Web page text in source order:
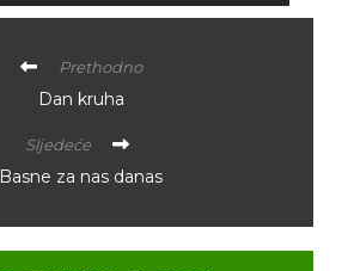
Prethodno
Dan kruha
Sljedeće
Basne za nas danas